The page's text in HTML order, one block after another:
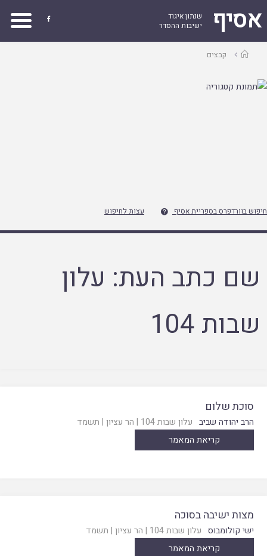
אסיף
שנתון איגוד
ישיבות ההסדר

עמודקבצים
חיפוש בוורדפרס בספריית אסיף  עצות לחיפוש
שם כתב העת: עלון
שבות 104
סוכת שלום
הרב יהודה שביב עלון שבות 104 | הר עציון | תשמד
קריאת המאמר
מצות ישיבה בסוכה
ישי קולומבוס עלון שבות 104 | הר עציון | תשמד
קריאת המאמר